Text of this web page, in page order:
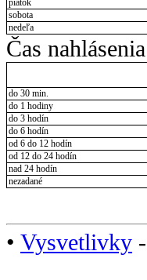
piatok
sobota
nedeľa
Čas
do 30 min.
do 1 hodiny
do 3 hodín
do 6 hodín
od 6 do 12 hodín
od 12 do 24 hodín
nad 24 hodín
nezadané
• Vysvetlivky